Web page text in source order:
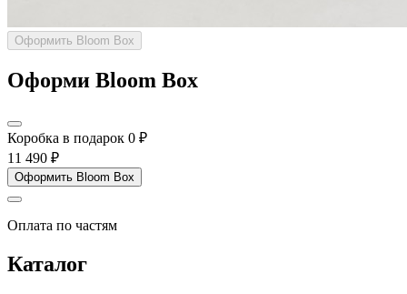
Оформить Bloom Box
Оформи Bloom Box
Коробка в подарок 0 ₽
11 490 ₽
Оформить Bloom Box
Оплата по частям
Каталог